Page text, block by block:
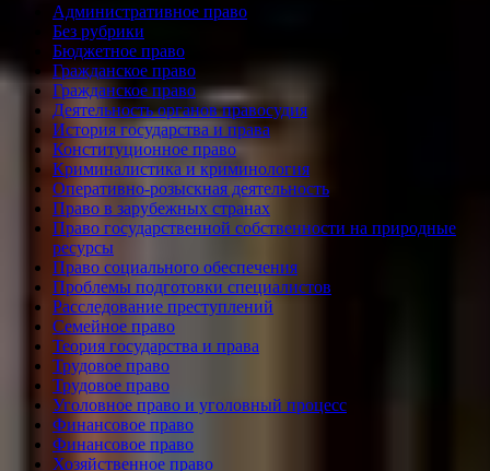
Административное право
Без рубрики
Бюджетное право
Гражданское право
Гражданское право
Деятельность органов правосудия
История государства и права
Конституционное право
Криминалистика и криминология
Оперативно-розыскная деятельность
Право в зарубежных странах
Право государственной собственности на природные
ресурсы
Право социального обеспечения
Проблемы подготовки специалистов
Расследование преступлений
Семейное право
Теория государства и права
Трудовое право
Трудовое право
Уголовное право и уголовный процесс
Финансовое право
Финансовое право
Хозяйственное право